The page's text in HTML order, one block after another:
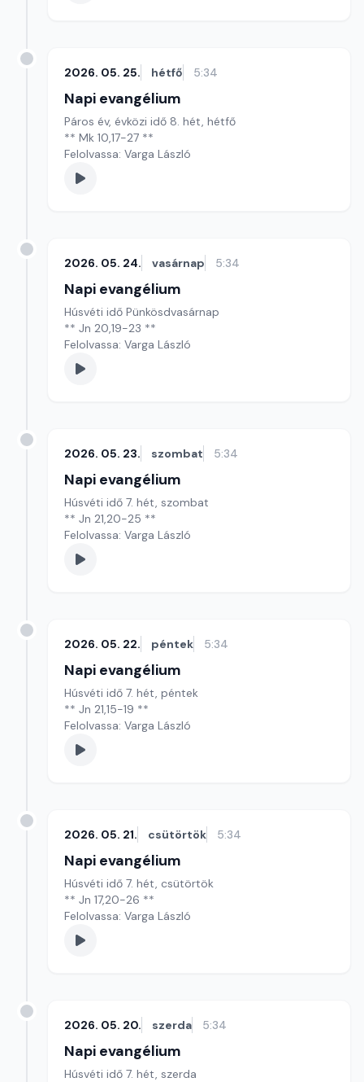
2026. 05. 25. hétfő 5:34
Napi evangélium
Páros év, évközi idő 8. hét, hétfő
** Mk 10,17-27 **
Felolvassa: Varga László
2026. 05. 24. vasárnap 5:34
Napi evangélium
Húsvéti idő Pünkösdvasárnap
** Jn 20,19-23 **
Felolvassa: Varga László
2026. 05. 23. szombat 5:34
Napi evangélium
Húsvéti idő 7. hét, szombat
** Jn 21,20-25 **
Felolvassa: Varga László
2026. 05. 22. péntek 5:34
Napi evangélium
Húsvéti idő 7. hét, péntek
** Jn 21,15-19 **
Felolvassa: Varga László
2026. 05. 21. csütörtök 5:34
Napi evangélium
Húsvéti idő 7. hét, csütörtök
** Jn 17,20-26 **
Felolvassa: Varga László
2026. 05. 20. szerda 5:34
Napi evangélium
Húsvéti idő 7. hét, szerda